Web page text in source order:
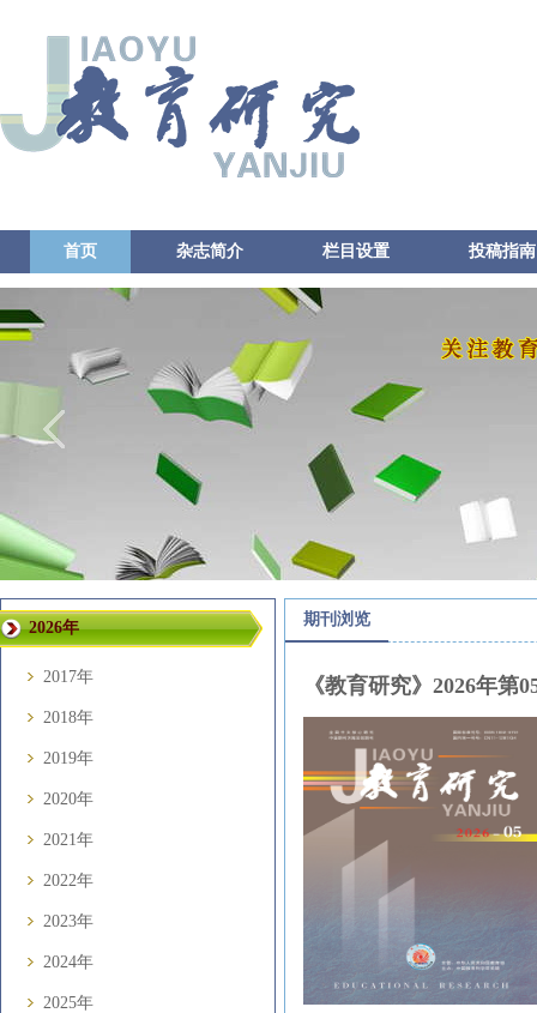
首页 杂志简介 栏目设置 投稿指南
2026年
2017年
2018年
2019年
2020年
2021年
2022年
2023年
2024年
2025年
期刊浏览
《教育研究》2026年第